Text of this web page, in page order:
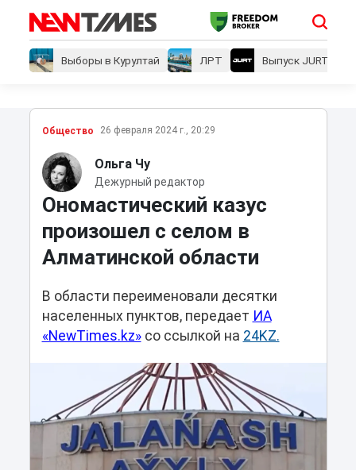
Выборы в Курултай ЛРТ Выпуск JURT
Общество 26 февраля 2024 г., 20:29
Ольга Чу
Дежурный редактор
Ономастический казус
произошел с селом в
Алматинской области
В области переименовали десятки
населенных пунктов, передает ИА
«NewTimes.kz»со ссылкой на 24KZ.